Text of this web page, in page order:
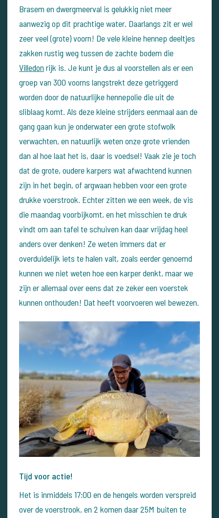
Brasem en dwergmeerval is gelukkig niet meer
aanwezig op dit prachtige water. Daarlangs zit er wel
zeer veel (grote) voorn! De vele kleine hennep deeltjes
zakken rustig weg tussen de zachte bodem die
Villedon rijk is. Je kunt je dus al voorstellen als er een
groep van 300 voorns langstrekt deze getriggerd
worden door de natuurlijke hennepolie die uit de
sliblaag komt. Als deze kleine strijders eenmaal aan de
gang gaan kun je onderwater een grote stofwolk
verwachten, en natuurlijk weten onze grote vrienden
dan al hoe laat het is, daar is voedsel! Vaak zie je toch
dat de grote, oudere karpers wat afwachtend kunnen
zijn in het begin, of argwaan hebben voor een grote
drukke voerstrook. Echter zitten we een week, de vis
die maandag voorbijkomt, en het misschien te druk
vindt om aan tafel te schuiven kan daar vrijdag heel
anders over denken! Ze weten immers dat er
overduidelijk iets te halen valt, zoals eerder genoemd
kunnen we niet weten hoe een karper denkt, maar we
zijn er allemaal over eens dat ze zeker een voerstek
kunnen onthouden! Dat heeft voorvoeren wel bewezen.
Tijd voor actie!
Het is inmiddels 17:00 en de hengels worden verspreid
over de voerstrook, en 2 komen daar 25M buiten te